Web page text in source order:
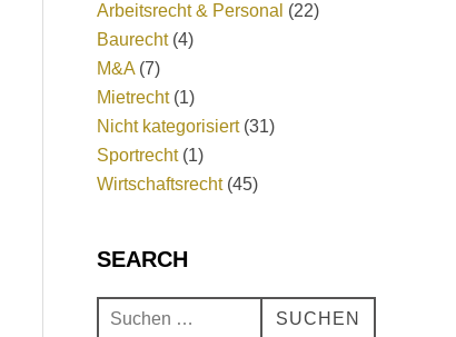
Arbeitsrecht & Personal (22)
Baurecht(4)
M&A (7)
Mietrecht(1)
Nicht kategorisiert(31)
Sportrecht(1)
Wirtschaftsrecht(45)
SEARCH
SUCHEN